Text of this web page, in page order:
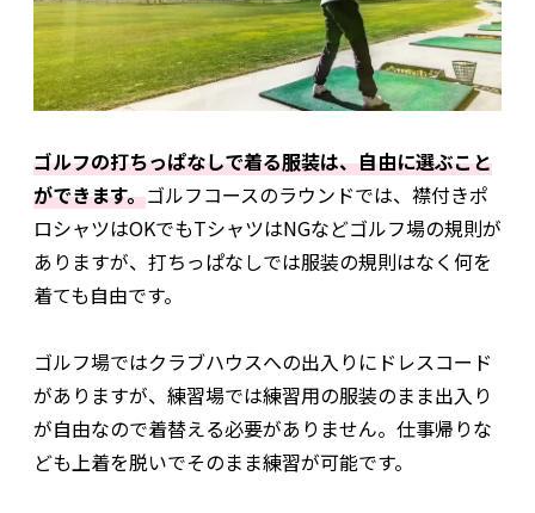
ゴルフの打ちっぱなしで着る服装は、自由に選ぶこと
ができます。ゴルフコースのラウンドでは、襟付きポ
ロシャツはOKでもTシャツはNGなどゴルフ場の規則が
ありますが、打ちっぱなしでは服装の規則はなく何を
着ても自由です。
ゴルフ場ではクラブハウスへの出入りにドレスコード
がありますが、練習場では練習用の服装のまま出入り
が自由なので着替える必要がありません。仕事帰りな
ども上着を脱いでそのまま練習が可能です。